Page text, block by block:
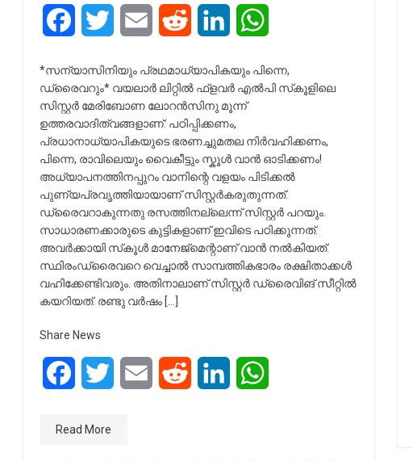
FacebookTwitter Email Reddit LinkedIn
*സന്യാസിനിയും പ്രഥമാധ്യാപികയും പിന്നെ,
ഡ്രൈവറും* വയലാര്‍ ലിറ്റില്‍ ഫ്‌ളവര്‍ എല്‍പി സ്‌കൂളിലെ
സിസ്റ്റര്‍ മേരിബോണ ലോറന്‍സിനു മൂന്ന്
ഉത്തരവാദിത്വങ്ങളാണ്: പഠിപ്പിക്കണം,
പ്രധാനാധ്യാപികയുടെ ഭരണച്ചുമതല നിർവഹിക്കണം,
പിന്നെ, രാവിലെയും വൈകീട്ടും സ്കൂൾ വാൻ ഓടിക്കണം!
അധ്യാപനത്തിനപ്പുറം വാനിന്റെ വളയം പിടിക്കല്‍
പുണ്യപ്രവൃത്തിയായാണ് സിസ്റ്റര്‍കരുതുന്നത്.
ഡ്രൈവറാകുന്നതു രസത്തിനല്ലെന്ന് സിസ്റ്റര്‍ പറയും.
സാധാരണക്കാരുടെ കുട്ടികളാണ് ഇവിടെ പഠിക്കുന്നത്.
അവര്‍ക്കായി സ്‌കൂള്‍ മാനേജ്മെന്റാണ് വാന്‍ നല്‍കിയത്.
സ്ഥിരംഡ്രൈവറെ വെച്ചാല്‍ സാമ്പത്തികഭാരം രക്ഷിതാക്കൾ
വഹിക്കേണ്ടിവരും. അതിനാലാണ് സിസ്റ്റര്‍ ഡ്രൈവിങ് സീറ്റില്‍
കയറിയത്. രണ്ടു വര്‍ഷം […]
Share News
FacebookTwitter Email Reddit LinkedIn
Read More